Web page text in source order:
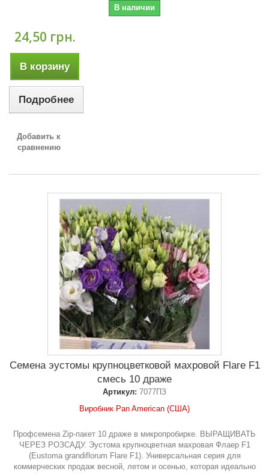
В наличии
24,50 грн.
В корзину
Подробнее
Добавить к
сравнению
Семена эустомы крупноцветковой махровой Flare F1
смесь 10 драже
Артикул: 7077ПЗ
Виробник Pan American (США)
Профсемена Zip-пакет 10 драже в микропробирке. ВЫРАЩИВАТЬ
ЧЕРЕЗ РОЗСАДУ. Эустома крупноцветная махровая Флаер F1
(Eustoma grandiflorum Flare F1). Универсальная серия для
коммерческих продаж весной, летом и осенью, которая идеально